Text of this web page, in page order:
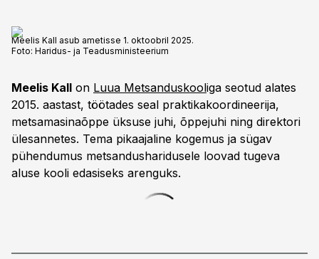
Meelis Kall asub ametisse 1. oktoobril 2025.
Foto: Haridus- ja Teadusministeerium
Meelis Kall on Luua Metsanduskooliga seotud alates
2015. aastast, töötades seal praktikakoordineerija,
metsamasinaõppe üksuse juhi, õppejuhi ning direktori
ülesannetes. Tema pikaajaline kogemus ja sügav
pühendumus metsandusharidusele loovad tugeva
aluse kooli edasiseks arenguks.